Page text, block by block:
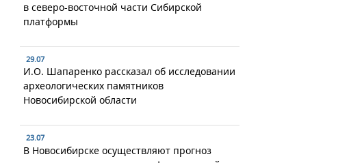
в северо-восточной части Сибирской
платформы
29.07
И.О. Шапаренко рассказал об исследовании
археологических памятников
Новосибирской области
23.07
В Новосибирске осуществляют прогноз